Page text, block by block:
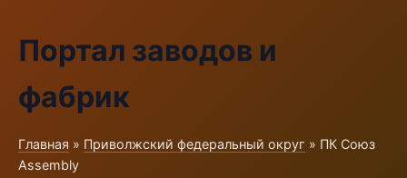
Портал заводов и
фабрик
Главная » Приволжский федеральный округ » ПК Союз
Assembly